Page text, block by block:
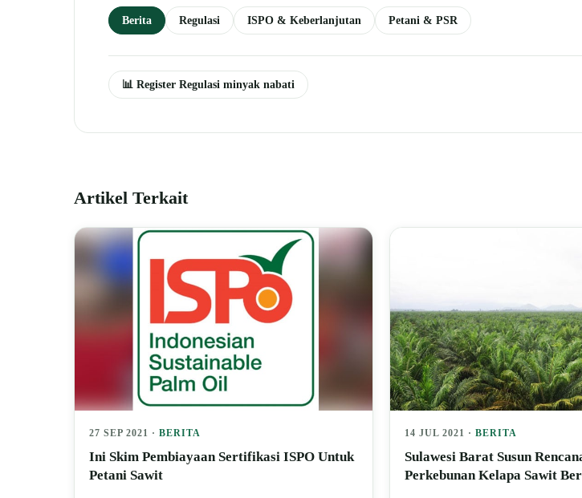
Berita Regulasi ISPO & Keberlanjutan Petani & PSR
📊 Register Regulasi minyak nabati
Artikel Terkait
27 SEP 2021 · BERITA
Ini Skim Pembiayaan Sertifikasi ISPO Untuk
Petani Sawit
14 JUL 2021 ·BERITA
Sulawesi Barat Susun
Perkebunan Kelapa Sawit